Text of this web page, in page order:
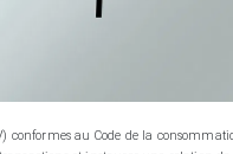
conformes au Code de la